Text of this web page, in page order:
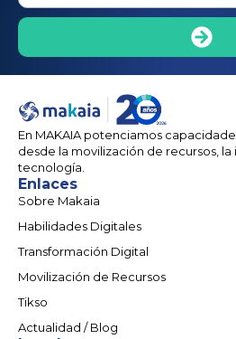
En MAKAIA potenciamos
desde la movilización de recursos, la
tecnología.
Enlaces
Sobre Makaia
Habilidades Digitales
Transformación Digital
Movilización de Recursos
Tikso
Actualidad / Blog